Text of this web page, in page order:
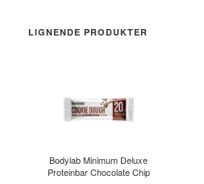
LIGNENDE PRODUKTER
Bodylab Minimum Deluxe
Proteinbar Chocolate Chip